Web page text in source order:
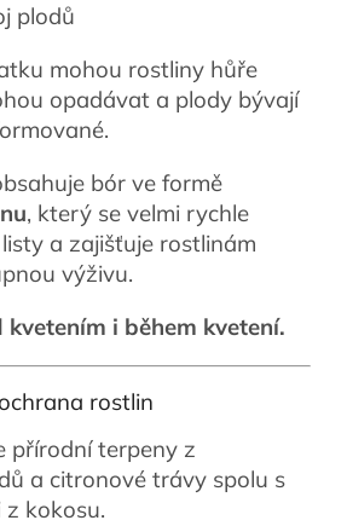
plodů
mohou rostliny hůře
opadávat a plody bývají
bór ve formě
, který se velmi rychle
a zajišťuje rostlinám
výživu.
kvetením i během kvetení.
rostlin
přírodní terpeny z
a citronové trávy spolu s
kokosu.